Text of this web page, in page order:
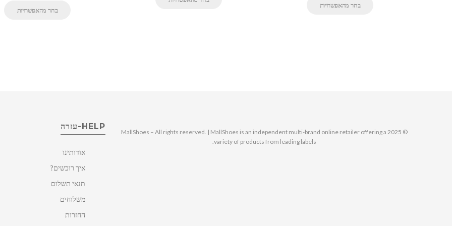
בחר מהאפשרויות
בחר מהאפשרויות
HELP-עזרה
אודותינו
איך רוכשים?
תנאי תשלום
משלוחים
החזרות
© 2025 MallShoes – All rights reserved. | MallShoes is an independent multi-brand online retailer offering a
variety of products from leading labels.